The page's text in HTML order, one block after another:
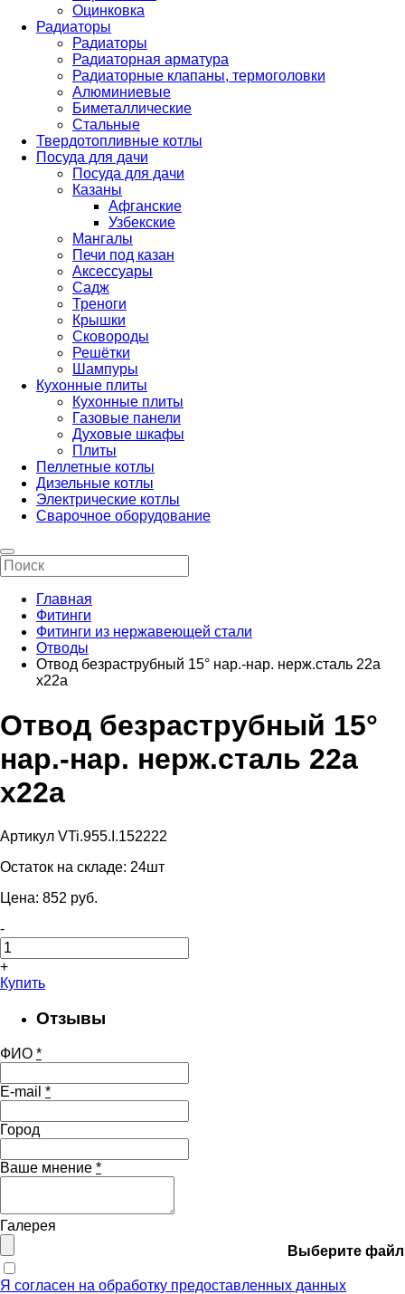
Оцинковка
Радиаторы
Радиаторы
Радиаторная арматура
Радиаторные клапаны, термоголовки
Алюминиевые
Биметаллические
Стальные
Твердотопливные котлы
Посуда для дачи
Посуда для дачи
Казаны
Афганские
Узбекские
Мангалы
Печи под казан
Аксессуары
Садж
Треноги
Крышки
Сковороды
Решётки
Шампуры
Кухонные плиты
Кухонные плиты
Газовые панели
Духовые шкафы
Плиты
Пеллетные котлы
Дизельные котлы
Электрические котлы
Сварочное оборудование
Главная
Фитинги
Фитинги из нержавеющей стали
Отводы
Отвод безраструбный 15° нар.-нар. нерж.сталь 22а
х22а
Отвод безраструбный 15°
нар.-нар. нерж.сталь 22а
х22а
Артикул VTi.955.I.152222
Остаток на складе: 24шт
Цена: 852 pуб.
-
+
Купить
Отзывы
ФИО *
E-mail *
Город
Ваше мнение *
Галерея
Выберите файл
Я согласен на обработку предоставленных данных